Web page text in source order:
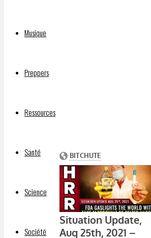
Musique
Preppers
Ressources
Santé
Science
Société